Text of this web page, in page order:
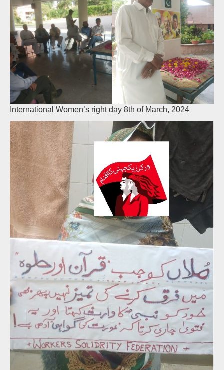
International Women’s right day 8th of March, 2024